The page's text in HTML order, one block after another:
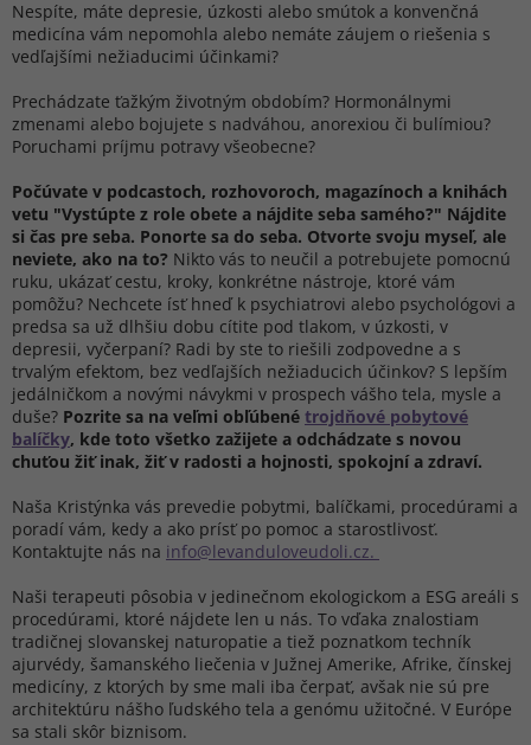
Nespíte, máte depresie, úzkosti alebo smútok a konvenčná
medicína vám nepomohla alebo nemáte záujem o riešenia s
vedľajšími nežiaducimi účinkami?
Prechádzate ťažkým životným obdobím? Hormonálnymi
zmenami alebo bojujete s nadváhou, anorexiou či bulímiou?
Poruchami príjmu potravy všeobecne?
Počúvate v podcastoch, rozhovoroch, magazínoch a knihách
vetu "Vystúpte z role obete a nájdite seba samého?" Nájdite
si čas pre seba. Ponorte sa do seba. Otvorte svoju myseľ, ale
neviete, ako na to? Nikto vás to neučil a potrebujete pomocnú
ruku, ukázať cestu, kroky, konkrétne nástroje, ktoré vám
pomôžu? Nechcete ísť hneď k psychiatrovi alebo psychológovi a
predsa sa už dlhšiu dobu cítite pod tlakom, v úzkosti, v
depresii, vyčerpaní? Radi by ste to riešili zodpovedne a s
trvalým efektom, bez vedľajších nežiaducich účinkov? S lepším
jedálničkom a novými návykmi v prospech vášho tela, mysle a
duše? Pozrite sa na veľmi obľúbené trojdňové pobytové
balíčky, kde toto všetko zažijete a odchádzate s novou
chuťou žiť inak, žiť v radosti a hojnosti, spokojní a zdraví.
Naša Kristýnka vás prevedie pobytmi, balíčkami, procedúrami a
poradí vám, kedy a ako prísť po pomoc a starostlivosť.
Kontaktujte nás na info@levanduloveudoli.cz.
Naši terapeuti pôsobia v jedinečnom ekologickom a ESG areáli s
procedúrami, ktoré nájdete len u nás. To vďaka znalostiam
tradičnej slovanskej naturopatie a tiež poznatkom techník
ajurvédy, šamanského liečenia v Južnej Amerike, Afrike, čínskej
medicíny, z ktorých by sme mali iba čerpať, avšak nie sú pre
architektúru nášho ľudského tela a genómu užitočné. V Európe
sa stali skôr biznisom.